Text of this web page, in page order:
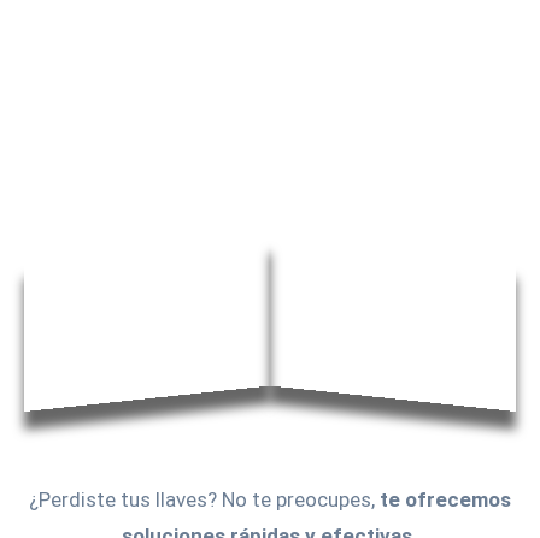
¿Perdiste tus llaves? No te preocupes, te ofrecemos